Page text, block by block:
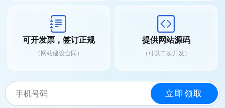
可开发票，签订正规
（网站建设合同）
提供网站源码
（可以二次开发）